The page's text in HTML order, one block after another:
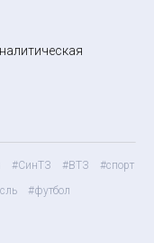
#СинТЗ #ВТЗ
#спорт
#футбол